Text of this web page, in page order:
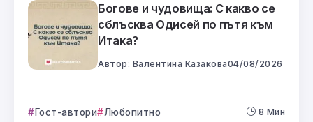
Богове и чудовища: С какво се
сблъсква Одисей по пътя към
Итака?
Автор: Валентина Казакова04/08/2026
Гост-автори Любопитно 8 Мин